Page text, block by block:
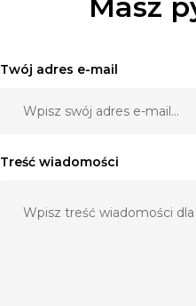
Twój adres e-mail
Treść wiadomości